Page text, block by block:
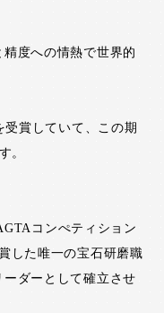
度への情熱で世界的
賞していて、この期
。
コンぺティション
した唯一の宝石研磨職
ダーとして確立させ